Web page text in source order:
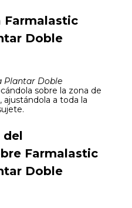
Farmalastic
Doble
Plantar Doble
sobre la zona de
ajustándola a toda la
del
Farmalastic
Doble